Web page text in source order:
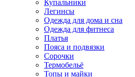
Купальники
Легинсы
Одежда для дома и сна
Одежда для фитнеса
Платья
Пояса и подвязки
Сорочки
Термобельё
Топы и майки